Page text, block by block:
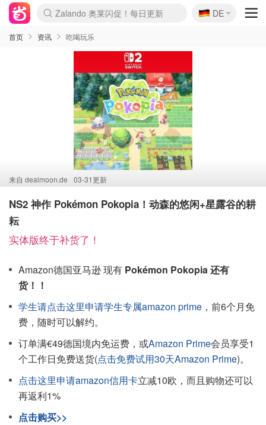
Boticinal 夏促开抢！
4折！lulu周四疯狂上新
还没结束！&OtherStories大促
Joybuy变相75折 随时失效
速领！Stanley独家85折
疑似霸哥！Camper额外叠85折
Zalando 奥莱闪促！每日更新
Moncler反季囤！5折起+叠9折
Coach Brooklyn仅€192
🇩🇪
DE
首页 资讯 吃喝玩乐
来自 dealmoon.de 03-31更新
NS2 神作 Pokémon Pokopia！动森的悠闲+星露谷的耕
耘
实体版终于补货了！
Amazon德国亚马逊 现有 Pokémon Pokopia 还有
货！！
学生请点击这里申请学生专属amazon prime ，前6个月免
费，随时可以解约。
订单满€49德国境内免运费，或Amazon Prime会员享受1
个工作日免费送货(点击免费试用30天Amazon Prime)。
点击这里申请amazon信用卡立减10欧，而且购物还可以
再返利1%
点击购买>>